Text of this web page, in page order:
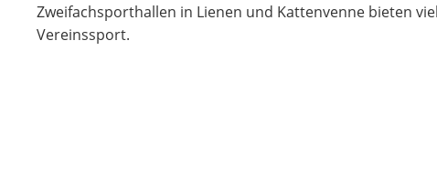
Zweifachsporthallen in Lienen und Kattenvenne bieten
Vereinssport.